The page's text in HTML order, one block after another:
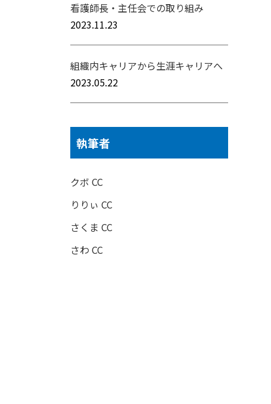
看護師長・主任会での取り組み
2023.11.23
組織内キャリアから生涯キャリアへ
2023.05.22
執筆者
クボ CC
りりぃ CC
さくま CC
さわ CC